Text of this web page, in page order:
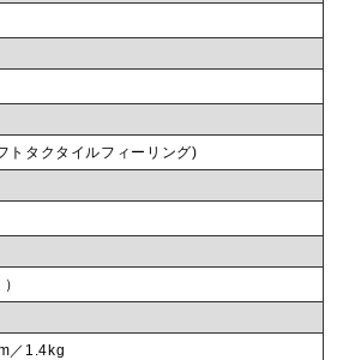
タクタイルフィーリング)
／1.4kg